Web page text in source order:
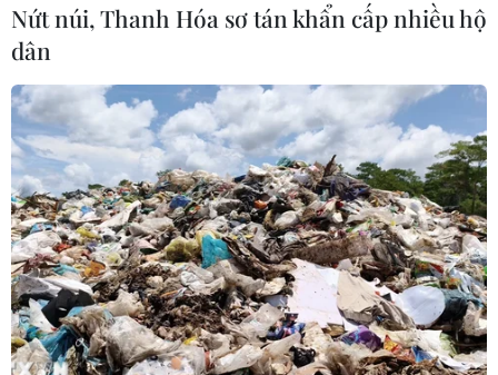
Cây chà là - Hình ảnh thân thuộc
trong đời sống người dân Ai Cập
29/07/2026 08:32
Thường trực Ban Bí thư Trần
Cẩm Tú tiếp Tổng Thư ký Đảng
CNDD-FDD Burundi
29/07/2026 08:24
Tăng cường quan hệ đoàn kết, hợp
Nứt núi, Thanh Hóa sơ tán khẩn cấp nhiều hộ
dân